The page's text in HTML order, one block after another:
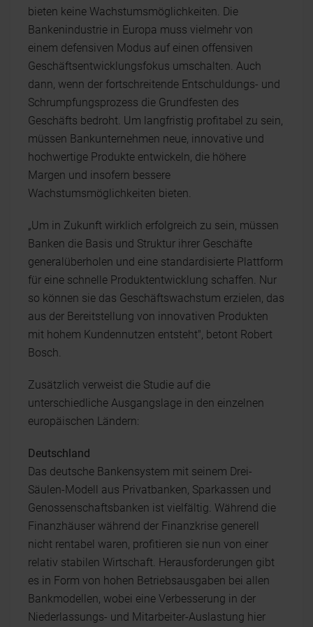
bieten keine Wachstumsmöglichkeiten. Die
Bankenindustrie in Europa muss vielmehr von
einem defensiven Modus auf einen offensiven
Geschäftsentwicklungsfokus umschalten. Auch
dann, wenn der fortschreitende Entschuldungs- und
Schrumpfungsprozess die Grundfesten des
Geschäfts bedroht. Um langfristig profitabel zu sein,
müssen Bankunternehmen neue, innovative und
hochwertige Produkte entwickeln, die höhere
Margen und insofern bessere
Wachstumsmöglichkeiten bieten.
„Um in Zukunft wirklich erfolgreich zu sein, müssen
Banken die Basis und Struktur ihrer Geschäfte
generalüberholen und eine standardisierte Plattform
für eine schnelle Produktentwicklung schaffen. Nur
so können sie das Geschäftswachstum erzielen, das
aus der Bereitstellung von innovativen Produkten
mit hohem Kundennutzen entsteht", betont Robert
Bosch.
Zusätzlich verweist die Studie auf die
unterschiedliche Ausgangslage in den einzelnen
europäischen Ländern:
Deutschland
Das deutsche Bankensystem mit seinem Drei-
Säulen-Modell aus Privatbanken, Sparkassen und
Genossenschaftsbanken ist vielfältig. Während die
Finanzhäuser während der Finanzkrise generell
nicht rentabel waren, profitieren sie nun von einer
relativ stabilen Wirtschaft. Herausforderungen gibt
es in Form von hohen Betriebsausgaben bei allen
Bankmodellen, wobei eine Verbesserung in der
Niederlassungs- und Mitarbeiter-Auslastung hier